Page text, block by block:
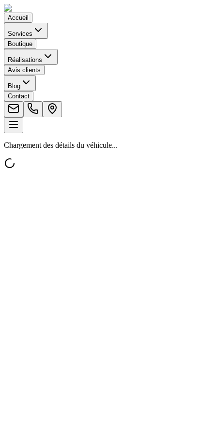
Accueil
Services
Boutique
Réalisations
Avis clients
Blog
Contact
Chargement des détails du véhicule...